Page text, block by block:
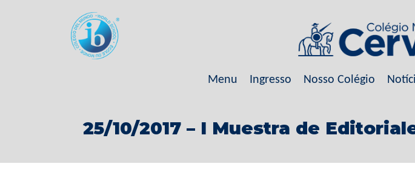
Menu Ingresso Nosso Colégio
25/10/2017 – I Muestra de